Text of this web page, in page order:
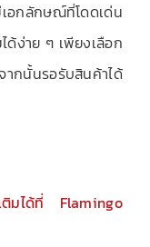
อกลักษณ์ที่โดดเด่น
ง่าย ๆ เพียงเลือก
กนั้นรอรับสินค้าได้
มได้ที่ Flamingo